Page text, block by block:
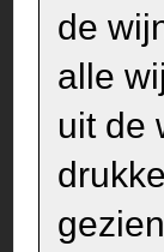
de
alle
uit de